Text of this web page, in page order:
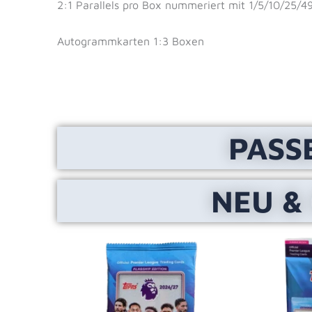
2:1 Parallels pro Box nummeriert mit 1/5/10/25/
Autogrammkarten 1:3 Boxen
NEU &